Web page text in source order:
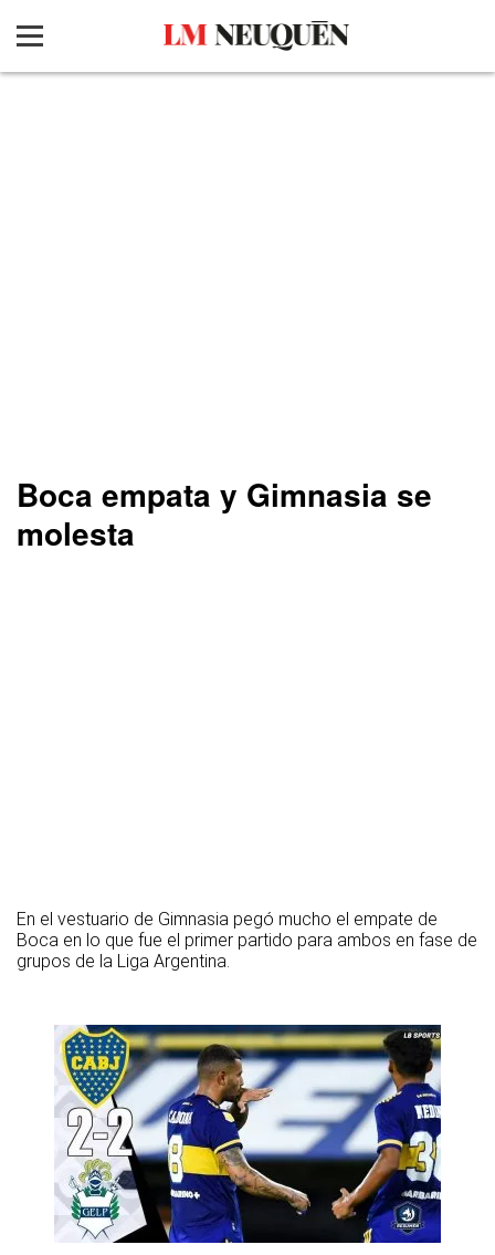
Boca empata y Gimnasia se
molesta
En el vestuario de Gimnasia pegó mucho el empate de
Boca en lo que fue el primer partido para ambos en fase de
grupos de la Liga Argentina.